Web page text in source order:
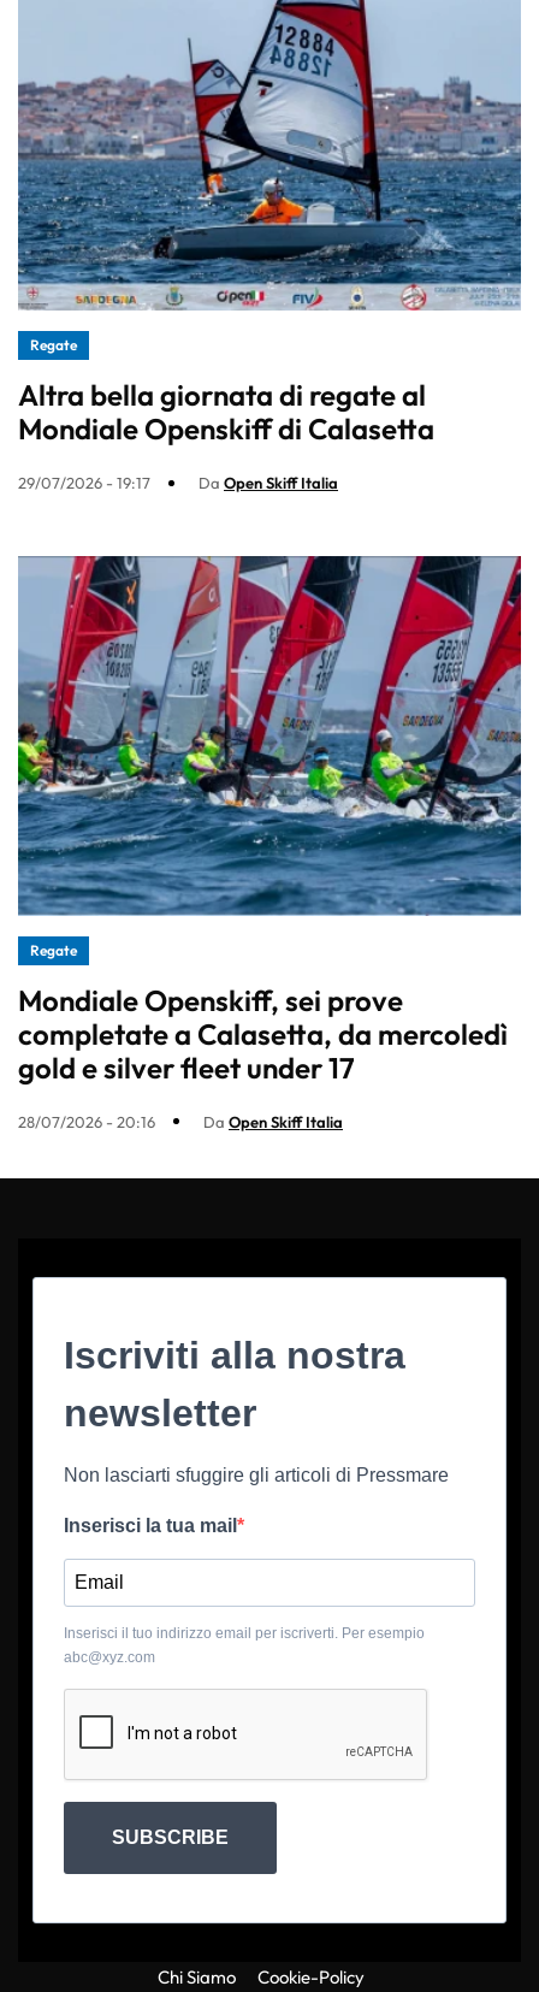
Regate
Altra bella giornata di regate al
Mondiale Openskiff di Calasetta
29/07/2026 - 19:17 Da Open Skiff Italia
Regate
Mondiale Openskiff, sei prove
completate a Calasetta, da mercoledì
gold e silver fleet under 17
28/07/2026 - 20:16 Da Open Skiff Italia
Iscriviti alla nostra
newsletter
Non lasciarti sfuggire gli articoli di Pressmare
Inserisci la tua mail
Inserisci il tuo indirizzo email per iscriverti. Per esempio
abc@xyz.com
SUBSCRIBE
Chi Siamo Cookie-Policy